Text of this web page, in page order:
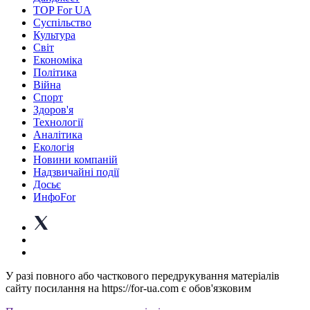
TOP For UA
Суспiльство
Культура
Світ
Економіка
Політика
Війна
Спорт
Здоров'я
Технології
Аналітика
Екологія
Новини компаній
Надзвичайні події
Досьє
ИнфоFor
У разі повного або часткового передрукування матеріалів
сайту посилання на https://for-ua.com є обов'язковим